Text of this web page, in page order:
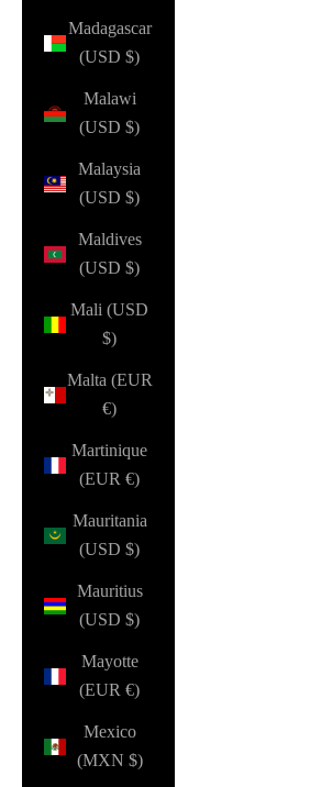
Madagascar
(USD $)
Malawi
(USD $)
Malaysia
(USD $)
Maldives
(USD $)
Mali (USD
$)
Malta (EUR
€)
Martinique
(EUR €)
Mauritania
(USD $)
Mauritius
(USD $)
Mayotte
(EUR €)
Mexico
(MXN $)